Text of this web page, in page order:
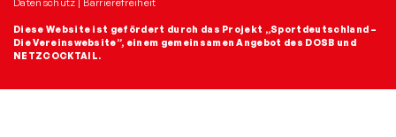
Diese Website ist gefördert durch das Projekt „Sportdeutschland –
Die Vereinswebsite”, einem gemeinsamen Angebot des DOSB und
NETZCOCKTAIL.